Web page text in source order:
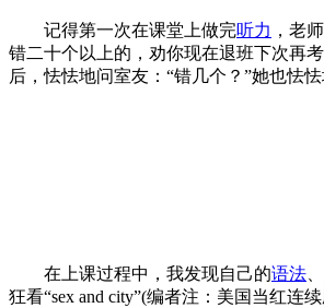
记得第一次在课堂上做完听力 ，老
错二十个以上的，劝你现在退班下次再
后，怯怯地问室友：“错几个？”她也怯
在上课过程中，我发现自己的语法
狂看“sex and city”(编者注：美国当红